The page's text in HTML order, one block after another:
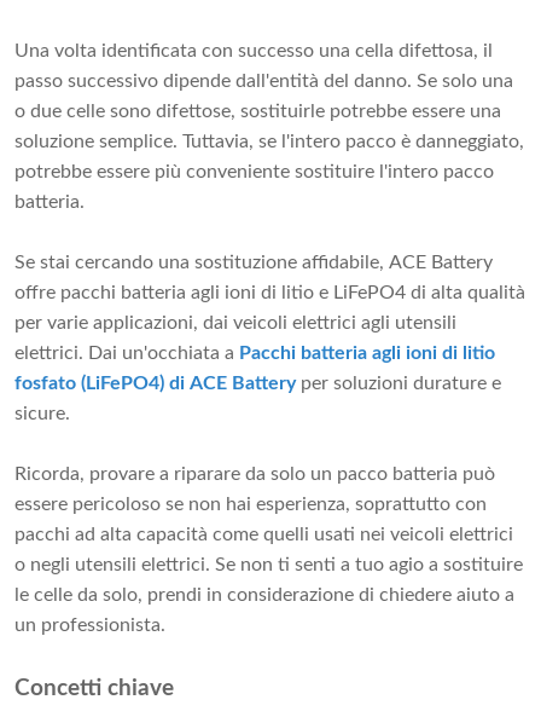
Una volta identificata con successo una cella difettosa, il
passo successivo dipende dall'entità del danno. Se solo una
o due celle sono difettose, sostituirle potrebbe essere una
soluzione semplice. Tuttavia, se l'intero pacco è danneggiato,
potrebbe essere più conveniente sostituire l'intero pacco
batteria.
Se stai cercando una sostituzione affidabile, ACE Battery
offre pacchi batteria agli ioni di litio e LiFePO4 di alta qualità
per varie applicazioni, dai veicoli elettrici agli utensili
elettrici. Dai un'occhiata a Pacchi batteria agli ioni di litio
fosfato (LiFePO4) di ACE Batteryper soluzioni durature e
sicure.
Ricorda, provare a riparare da solo un pacco batteria può
essere pericoloso se non hai esperienza, soprattutto con
pacchi ad alta capacità come quelli usati nei veicoli elettrici
o negli utensili elettrici. Se non ti senti a tuo agio a sostituire
le celle da solo, prendi in considerazione di chiedere aiuto a
un professionista.
Concetti chiave